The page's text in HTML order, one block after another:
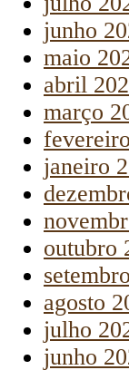
junho
maio
abril
março
janeiro
outubro
agosto
julho
junho